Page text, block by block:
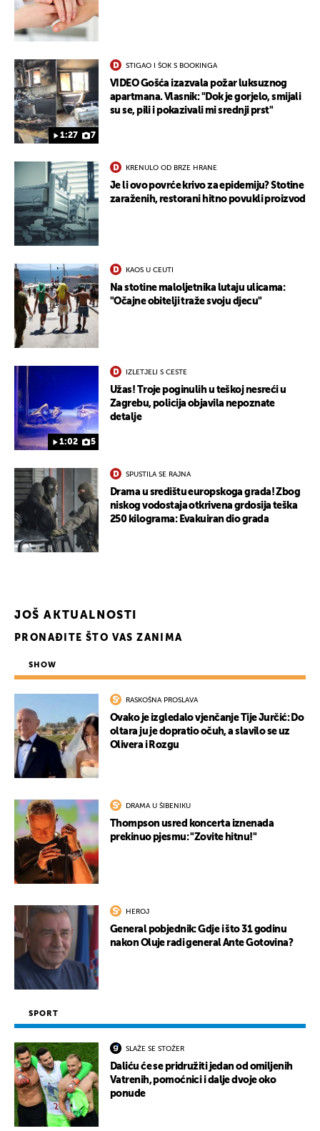
1:27 7
STIGAO I ŠOK S BOOKINGA
VIDEO Gošća izazvala požar luksuznog
apartmana. Vlasnik: "Dok je gorjelo, smijali
su se, pili i pokazivali mi srednji prst"
KRENULO OD BRZE HRANE
Je li ovo povrće krivo za epidemiju? Stotine
zaraženih, restorani hitno povukli proizvod
KAOS U CEUTI
Na stotine maloljetnika lutaju ulicama:
"Očajne obitelji traže svoju djecu"
1:02 5
IZLETJELI S CESTE
Užas! Troje poginulih u teškoj nesreći u
Zagrebu, policija objavila nepoznate
detalje
SPUSTILA SE RAJNA
Drama u središtu europskoga grada! Zbog
niskog vodostaja otkrivena grdosija teška
250 kilograma: Evakuiran dio grada
JOŠ AKTUALNOSTI
PRONAĐITE ŠTO VAS ZANIMA
SHOW
RASKOŠNA PROSLAVA
Ovako je izgledalo vjenčanje Tije Jurčić: Do
oltara ju je dopratio očuh, a slavilo se uz
Olivera i Rozgu
DRAMA U ŠIBENIKU
Thompson usred koncerta iznenada
prekinuo pjesmu: "Zovite hitnu!"
HEROJ
General pobjednik: Gdje i što 31 godinu
nakon Oluje radi general Ante Gotovina?
SPORT
SLAŽE SE STOŽER
Daliću će se pridružiti jedan od omiljenih
Vatrenih, pomoćnici i dalje dvoje oko
ponude